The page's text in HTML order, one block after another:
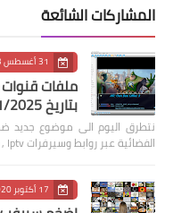
المشاركات الشائعة
31 أغسطس 2023
بتاريخ 03/01/2025
الفضائية عبر روابط وسيرفرات Iptv , يوجد الالف القنو…
17 أكتوبر 2020